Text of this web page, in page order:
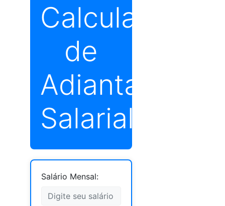
Calculadora
de
Adiantamento
Salarial
Salário Mensal: